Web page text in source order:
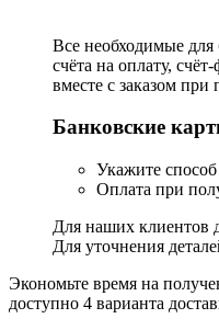
Все необходимые для
счёта на оплату,
вместе с заказом при
Банковские
Укажите
Оплата при
Для наших клиентов
Для уточнения
Экономьте время на
доступно 4 варианта